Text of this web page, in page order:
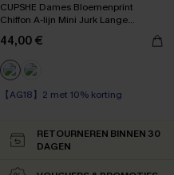
CUPSHE Dames Bloemenprint
Chiffon A-lijn Mini Jurk Lange
Boerenmouwen Elastische Herfstjurk
Marineblauw
44,00 €
【AG18】2 met 10% korting
【AG18】2 met 10% korting
RETOURNEREN BINNEN 30
DAGEN